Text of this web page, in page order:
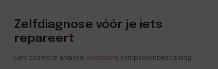
Zelfdiagnose vóór je iets
repareert
Een correcte analyse voorkomt symptoombestrijding.